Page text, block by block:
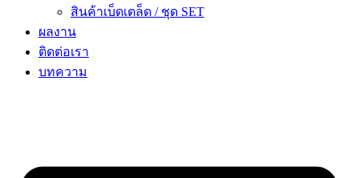
สินค้าเบ็ดเตล็ด / ชุด SET
ผลงาน
ติดต่อเรา
บทความ